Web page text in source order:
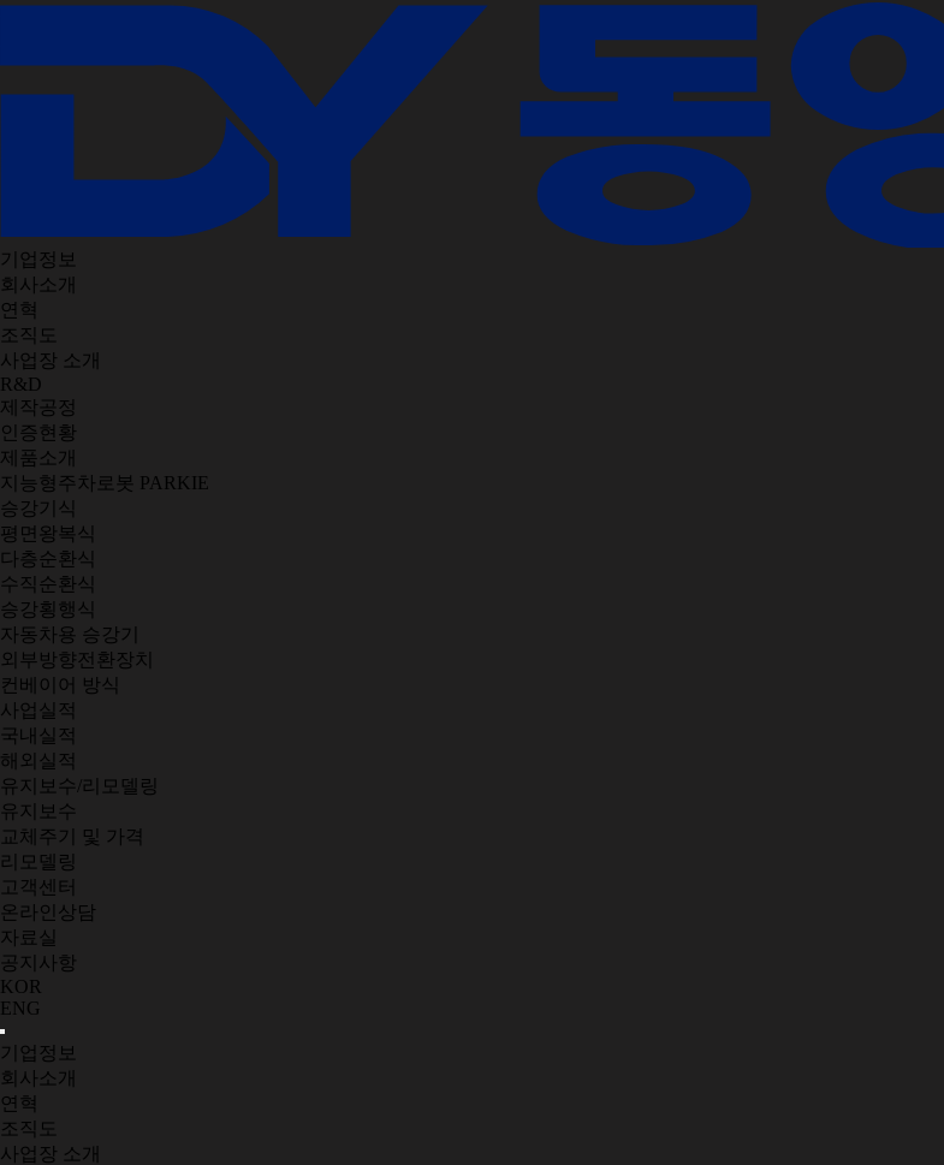
기업정보
회사소개
연혁
조직도
사업장 소개
R&D
제작공정
인증현황
제품소개
지능형주차로봇 PARKIE
승강기식
평면왕복식
다층순환식
수직순환식
승강횡행식
자동차용 승강기
외부방향전환장치
컨베이어 방식
사업실적
국내실적
해외실적
유지보수/리모델링
유지보수
교체주기 및 가격
리모델링
고객센터
온라인상담
자료실
공지사항
KOR
ENG
기업정보
회사소개
연혁
조직도
사업장 소개